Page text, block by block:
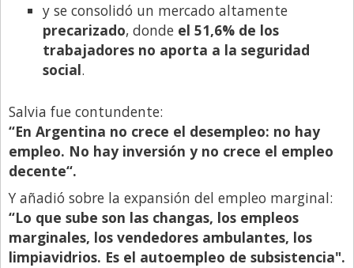
y se consolidó un mercado altamente
precarizado, donde el 51,6% de los
trabajadores no aporta a la seguridad
social.
Salvia fue contundente:
“En Argentina no crece el desempleo: no hay
empleo. No hay inversión y no crece el empleo
decente“.
Y añadió sobre la expansión del empleo marginal:
“Lo que sube son las changas, los empleos
marginales, los vendedores ambulantes, los
limpiavidrios. Es el autoempleo de subsistencia".